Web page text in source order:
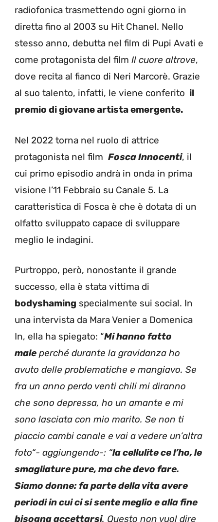
radiofonica trasmettendo ogni giorno in
diretta fino al 2003 su Hit Chanel. Nello
stesso anno, debutta nel film di Pupi Avati e
come protagonista del film Il cuore altrove,
dove recita al fianco di Neri Marcorè. Grazie
al suo talento, infatti, le viene conferito il
premio di giovane artista emergente.
Nel 2022 torna nel ruolo di attrice
protagonista nel film Fosca Innocenti, il
cui primo episodio andrà in onda in prima
visione l’11 Febbraio su Canale 5. La
caratteristica di Fosca è che è dotata di un
olfatto sviluppato capace di sviluppare
meglio le indagini.
Purtroppo, però, nonostante il grande
successo, ella è stata vittima di
bodyshaming specialmente sui social. In
una intervista da Mara Venier a Domenica
In, ella ha spiegato: “Mi hanno fatto
male perché durante la gravidanza ho
avuto delle problematiche e mangiavo. Se
fra un anno perdo venti chili mi diranno
che sono depressa, ho un amante e mi
sono lasciata con mio marito. Se non ti
piaccio cambi canale e vai a vedere un’altra
foto“- aggiungendo-: “la cellulite ce l’ho, le
smagliature pure, ma che devo fare.
Siamo donne: fa parte della vita avere
periodi in cui ci si sente meglio e alla fine
bisogna accettarsi. Questo non vuol dire